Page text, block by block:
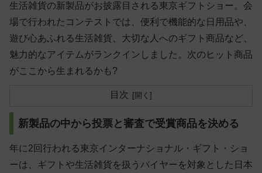
生活雑貨の新製品がお披露目される東京ギフトショー。会
場で行われたコンテストでは、便利で機能的な日用品や、
遊び心あふれる生活雑貨、大切な人へのギフト商品など、
魅力的なアイテムがランクインしました。次のヒット商品
がここから生まれるかも?
目次
新製品の中から投票と審査で受賞商品を決める
年に2回行われる東京インターナショナル・ギフト・ショ
ーは、ギフトや生活雑貨を扱うバイヤーを対象とした日本